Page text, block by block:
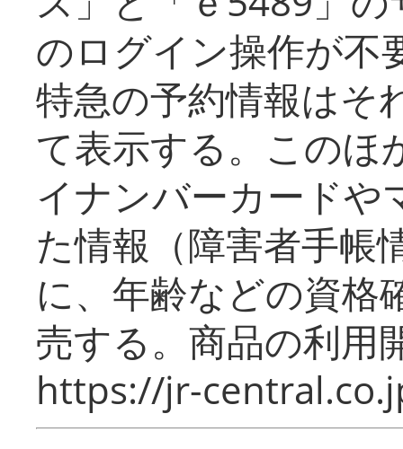
のログイン操作が不
特急の予約情報はそ
て表示する。このほ
イナンバーカードや
た情報（障害者手帳
に、年齢などの資格
売する。商品の利用
https://jr-